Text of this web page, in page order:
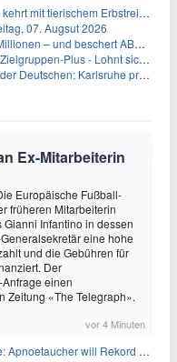
mit tierischem Erbstreit zurück
07. Augsut 2026
– und beschert ABC Top-Quoten
Plus - Lohnt sich First Dates Hotel doch?
Karlsruhe prägt seit 75 Jahren die Republik
Ex-Mitarbeiterin
Europäische Fußball-
früheren Mitarbeiterin
Gianni Infantino in dessen
eine hohe
und die Gebühren für
Der
einen
Zeitung «The Telegraph».
vor 4 Minuten
will Rekord brechen